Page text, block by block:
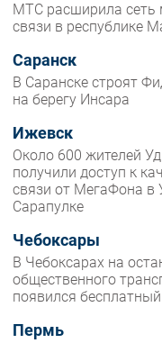
МТС расширила сеть
связи в республике
Саранск
В Саранске строят
на берегу Инсара
Ижевск
Около 600 жителей
получили доступ к
связи от МегаФона в
Сарапулке
Чебоксары
В Чебоксарах на
общественного
появился бесплатный
Пермь